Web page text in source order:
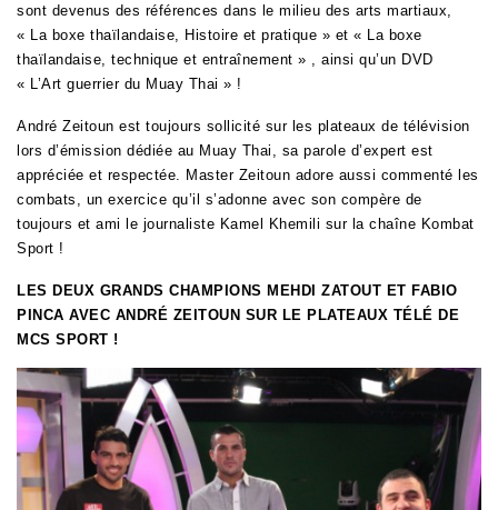
sont devenus des références dans le milieu des arts martiaux,
« La boxe thaïlandaise, Histoire et pratique » et « La boxe
thaïlandaise, technique et entraînement » , ainsi qu’un DVD
« L’Art guerrier du Muay Thai » !
André Zeitoun est toujours sollicité sur les plateaux de télévision
lors d’émission dédiée au Muay Thai, sa parole d’expert est
appréciée et respectée. Master Zeitoun adore aussi commenté les
combats, un exercice qu’il s’adonne avec son compère de
toujours et ami le journaliste Kamel Khemili sur la chaîne Kombat
Sport !
LES DEUX GRANDS CHAMPIONS MEHDI ZATOUT ET FABIO
PINCA AVEC ANDRÉ ZEITOUN SUR LE PLATEAUX TÉLÉ DE
MCS SPORT !